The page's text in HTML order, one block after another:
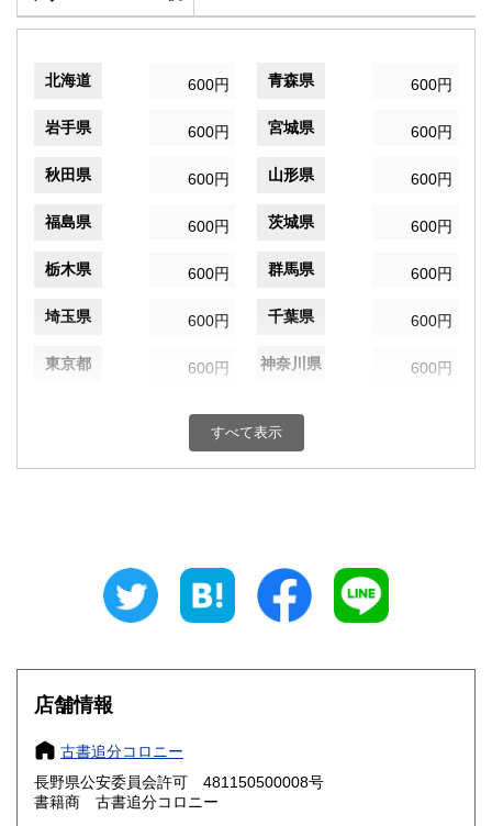
北海道 600円 青森県 600円
岩手県 600円 宮城県 600円
秋田県 600円 山形県 600円
福島県 600円 茨城県 600円
栃木県 600円 群馬県 600円
埼玉県 600円 千葉県 600円
東京都 600円 神奈川県 600円
600円 富山県
600円 三重県
大阪府
奈良県
鳥取県 600円 島根県
すべて表示
店舗情報
古書追分コロニー
長野県公安委員会許可 481150500008号
書籍商 古書追分コロニー